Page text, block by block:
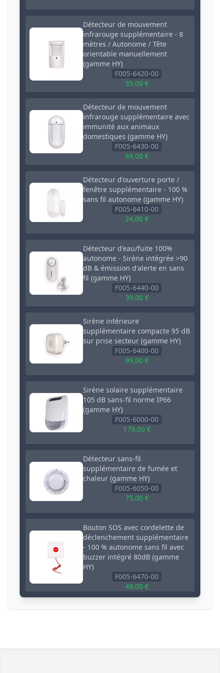
Détecteur de mouvement
infrarouge supplémentaire - 8
mètres / Autonome / Tête
orientable manuellement
(gamme HY)
F005-6420-00
35,00 €
Détecteur de mouvement
infrarouge supplémentaire avec
immunité aux animaux
domestiques (gamme HY)
F005-6430-00
69,00 €
Détecteur d'ouverture porte /
fenêtre supplémentaire - 100 %
sans fil autonome (gamme HY)
F005-6410-00
24,00 €
Détecteur d'eau/fuite 100%
autonome - Sirène intégrée >90
dB & émission d'alerte en sans
fil (gamme HY)
F005-6440-00
39,00 €
Sirène intérieure
supplémentaire compacte 95 dB
sur prise secteur (gamme HY)
F005-6400-00
99,00 €
Sirène solaire supplémentaire
105 dB sans-fil norme IP66
(gamme HY)
F005-6000-00
179,00 €
Détecteur sans-fil
supplémentaire de fumée et
chaleur (gamme HY)
F005-6050-00
75,00 €
Bouton SOS avec cordelette de
déclenchement supplémentaire
- 100 % autonome sans fil avec
buzzer intégré 80dB (gamme
HY)
F005-6470-00
49,00 €